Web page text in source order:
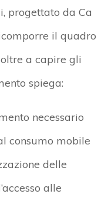
progettato da Ca
il quadro
a capire gli
spiega:
necessario
consumo mobile
delle
alle